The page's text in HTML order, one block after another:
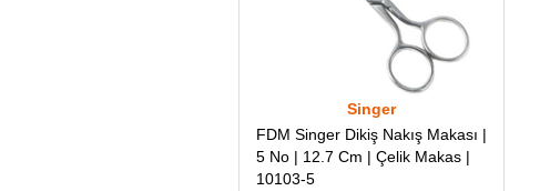
Singer
FDM Singer Dikiş Nakış Makası |
5 No | 12.7 Cm | Çelik Makas |
10103-5